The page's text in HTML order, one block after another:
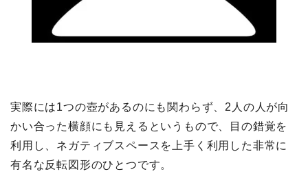
実際には1つの壺があるのにも関わらず、2人の人が向
かい合った横顔にも見えるというもので、目の錯覚を
利用し、ネガティブスペースを上手く利用した非常に
有名な反転図形のひとつです。